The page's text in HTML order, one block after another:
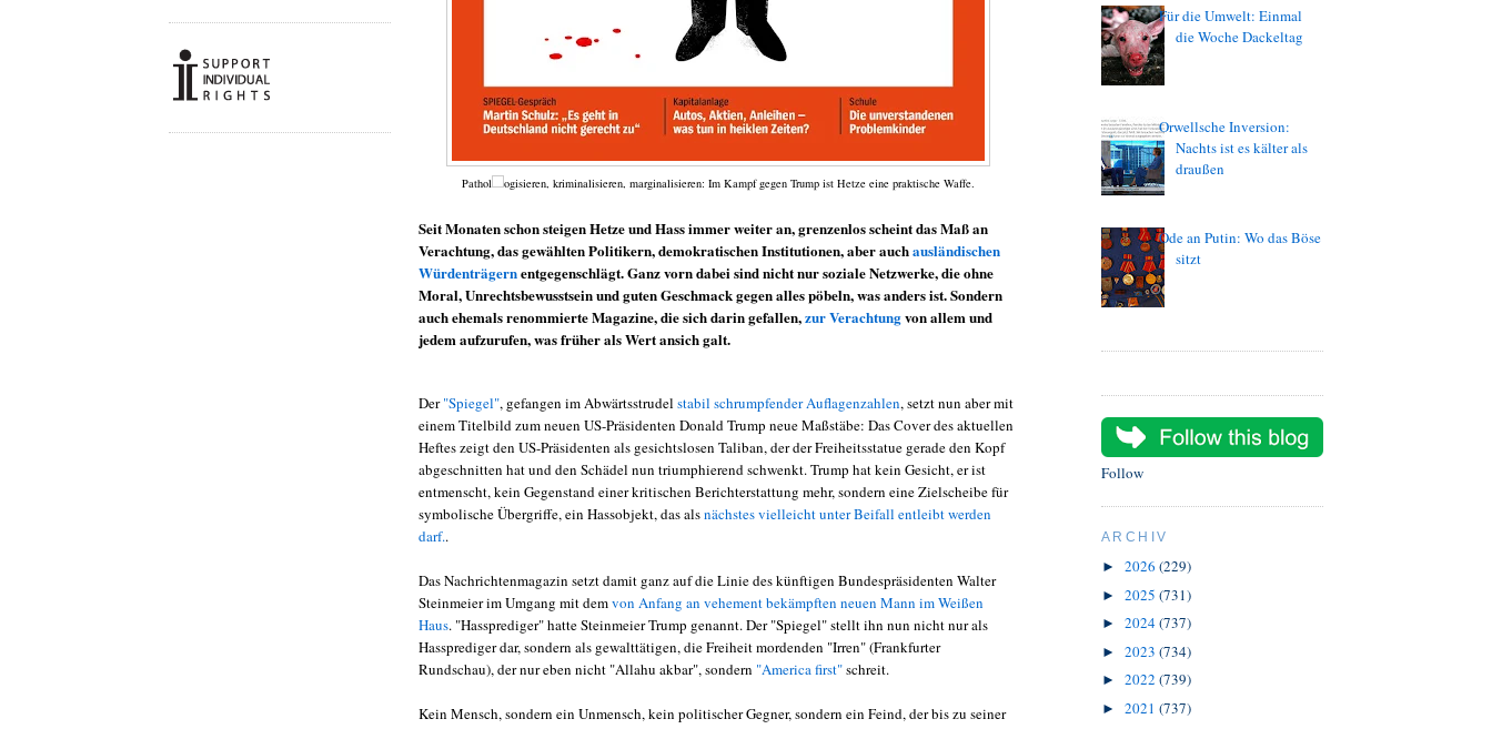
Pathol ogisieren, kriminalisieren, marginalisieren: Im Kampf gegen Trump ist Hetze eine praktische Waffe.
Seit Monaten schon steigen Hetze und Hass immer weiter an, grenzenlos scheint das Maß an
Verachtung, das gewählten Politikern, demokratischen Institutionen, aber auchausländischen
Würdenträgernentgegenschlägt. Ganz vorn dabei sind nicht nur soziale Netzwerke, die ohne
Moral, Unrechtsbewusstsein und guten Geschmack gegen alles pöbeln, was anders ist. Sondern
auch ehemals renommierte Magazine, die sich darin gefallen,zur Verachtungvon allem und
jedem aufzurufen, was früher als Wert ansich galt.
Der"Spiegel", gefangen im Abwärtsstrudel stabil schrumpfender Auflagenzahlen, setzt nun aber mit
einem Titelbild zum neuen US-Präsidenten Donald Trump neue Maßstäbe: Das Cover des aktuellen
Heftes zeigt den US-Präsidenten als gesichtslosen Taliban, der der Freiheitsstatue gerade den Kopf
abgeschnitten hat und den Schädel nun triumphierend schwenkt. Trump hat kein Gesicht, er ist
entmenscht, kein Gegenstand einer kritischen Berichterstattung mehr, sondern eine Zielscheibe für
symbolische Übergriffe, ein Hassobjekt, das alsnächstes vielleicht unter Beifall entleibt werden
darf..
Das Nachrichtenmagazin setzt damit ganz auf die Linie des künftigen Bundespräsidenten Walter
Steinmeier im Umgang mit demvon Anfang an vehement bekämpften neuen Mann im Weißen
Haus. "Hassprediger" hatte Steinmeier Trump genannt. Der "Spiegel" stellt ihn nun nicht nur als
Hassprediger dar, sondern als gewalttätigen, die Freiheit mordenden "Irren" (Frankfurter
Rundschau), der nur eben nicht "Allahu akbar", sondern "America first"schreit.
Kein Mensch, sondern ein Unmensch, kein politischer Gegner, sondern ein Feind, der bis zu seiner
Für die Umwelt: Einmal
die Woche Dackeltag
Orwellsche Inversion:
Nachts ist es kälter als
draußen
Ode an Putin: Wo das Böse
sitzt
Follow
ARCHIV
► 2026 (229)
► 2025 (731)
► 2024(737)
► 2023 (734)
► 2022 (739)
► 2021 (737)